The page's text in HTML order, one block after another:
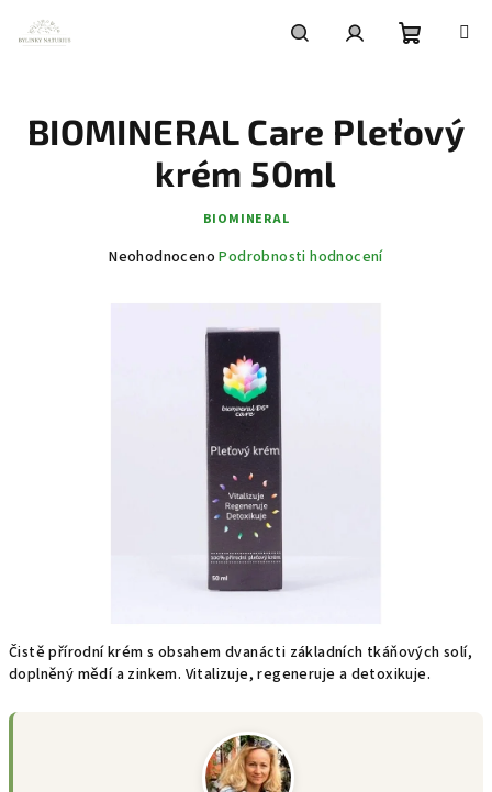
košík
Čistě přírodní krém s obsahem dvanácti základních tkáňových solí,
doplněný mědí a zinkem. Vitalizuje, regeneruje a detoxikuje.
BIOMINERAL Care Pleťový
krém 50ml
BIOMINERAL
Průměrné
Neohodnoceno Podrobnosti hodnocení